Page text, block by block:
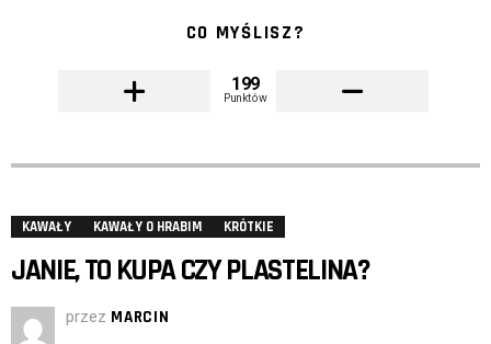
CO MYŚLISZ?
199
Punktów
KAWAŁY KAWAŁY O HRABIM KRÓTKIE
JANIE, TO KUPA CZY PLASTELINA?
przez MARCIN